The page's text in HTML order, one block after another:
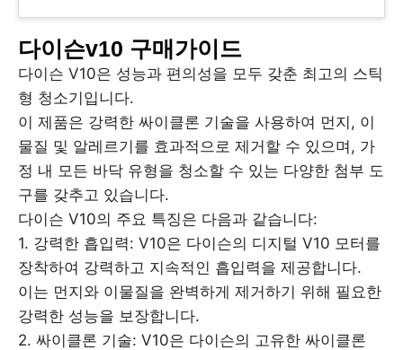
다이슨v10 구매가이드
다이슨 V10은 성능과 편의성을 모두 갖춘 최고의 스틱
형 청소기입니다.
이 제품은 강력한 싸이클론 기술을 사용하여 먼지, 이
물질 및 알레르기를 효과적으로 제거할 수 있으며, 가
정 내 모든 바닥 유형을 청소할 수 있는 다양한 첨부 도
구를 갖추고 있습니다.
다이슨 V10의 주요 특징은 다음과 같습니다:
1. 강력한 흡입력: V10은 다이슨의 디지털 V10 모터를
장착하여 강력하고 지속적인 흡입력을 제공합니다.
이는 먼지와 이물질을 완벽하게 제거하기 위해 필요한
강력한 성능을 보장합니다.
2. 싸이클론 기술: V10은 다이슨의 고유한 싸이클론